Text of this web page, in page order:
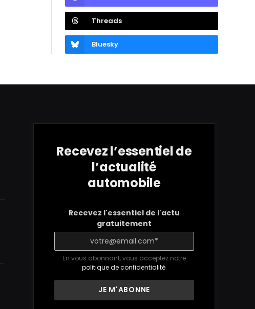
Threads
Bluesky
Recevez l’essentiel de
l’actualité
automobile
Recevez l'essentiel de l'actu
gratuitement
En vous abonnant, vous acceptez notre
politique de confidentialité.